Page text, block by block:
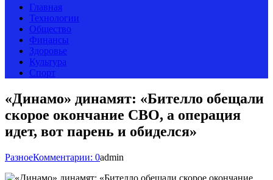
Главная
Технологии
Общество
Финансы
Здоровье
Культура
Спорт
«Динамо» динамят: «Бителло обещали
скорое окончание СВО, а операция
идет, вот парень и обиделся»
РазноеКомментарии: 0admin